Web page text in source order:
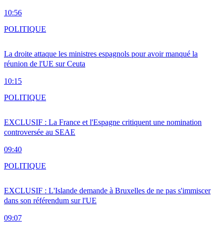
10:56
La droite attaque les ministres espagnols pour avoir manqué la
réunion de l'UE sur Ceuta
10:15
POLITIQUE
EXCLUSIF : La France et l'Espagne critiquent une nomination
controversée au SEAE
09:40
POLITIQUE
EXCLUSIF : L'Islande demande à Bruxelles de ne pas s'immiscer
dans son référendum sur l'UE
09:07
POLITIQUE